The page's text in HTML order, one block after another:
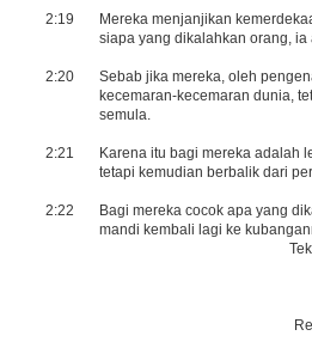
2:19
Mereka menjanjikan
siapa yang dikalahkan orang,
2:20
Sebab jika mereka, oleh
kecemaran-kecemaran dunia,
semula.
2:21
Karena itu bagi mereka adalah
tetapi kemudian berbalik dari
2:22
Bagi mereka cocok apa yang
mandi kembali lagi ke